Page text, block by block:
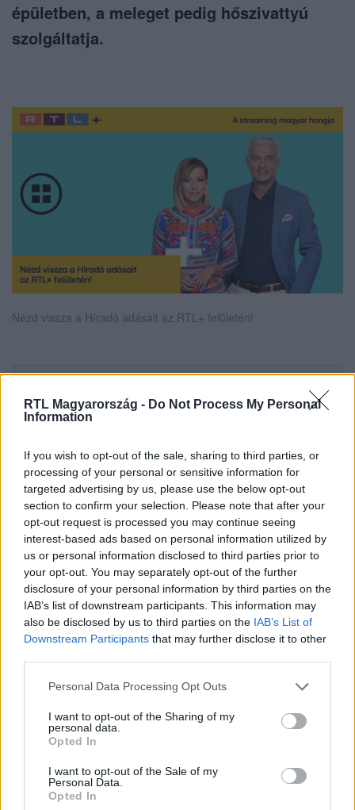
RTL Magyarország - Do Not Process My Personal
Information
If you wish to opt-out of the sale, sharing to third parties, or
processing of your personal or sensitive information for
targeted advertising by us, please use the below opt-out
section to confirm your selection. Please note that after your
opt-out request is processed you may continue seeing
interest-based ads based on personal information utilized by
us or personal information disclosed to third parties prior to
your opt-out. You may separately opt-out of the further
disclosure of your personal information by third parties on the
IAB’s list of downstream participants. This information may
also be disclosed by us to third parties on the IAB’s List of
Downstream Participants that may further disclose it to other
Please note that this website/app uses one or more Google
not limited to your visit or usage behaviour. You may click to
grant or deny consent to Google and its third-party tags to
use your data for below specified purposes in below Google
consent section.
Personal Data Processing Opt Outs
I want to opt-out of the Sharing of my
personal data.
Opted In
I want to opt-out of the Sale of my
Personal Data.
Opted In
épületben, a meleget pedig hőszivattyú
szolgáltatja.
Nézd vissza a Híradó adásait az RTL+ felületén!
legyen a Google-találatokban!
Kövess minket, és értesülj a friss hírekről a
Facebookon is!
HÍRADÓ #VIDEÓ # BELFÖLD
TAKARÉKOSSÁG